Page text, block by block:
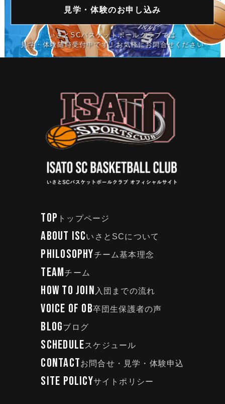
見学・体験のお申し込み
いさとSCバスケットボールクラブでは
見学・体験随時受付中です！お気軽にお問合せください
TOP トップページ
ABOUT ISCいさとSCについて
PHILOSOPHYチーム基本理念
TEAMチーム
HOW TO JOIN 入団までの流れ
VOICE OF OB卒団生保護者の声
BLOGブログ
SCHEDULEスケジュール
CONTACT お問合せ・見学・体験申込
SITE POLICYサイトポリシー